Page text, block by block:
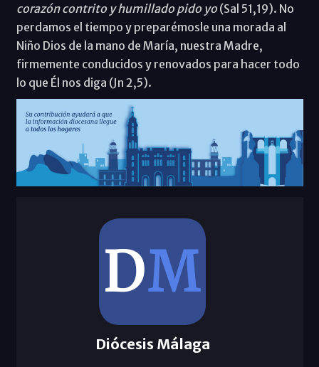
corazón contrito y humillado pido yo(Sal 51,19). No
perdamos el tiempo y preparémosle una morada al
Niño Dios de la mano de María, nuestra Madre,
firmemente conducidos y renovados para hacer todo
lo que Él nos diga (Jn 2,5).
Diócesis Málaga